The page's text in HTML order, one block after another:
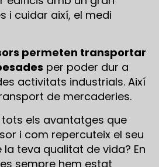
i cuidar així, el medi
permeten transportar
per poder dur a
activitats industrials. Així
de mercaderies.
tots els avantatges que
i com repercuteix el seu
la teva qualitat de vida? En
sempre hem estat